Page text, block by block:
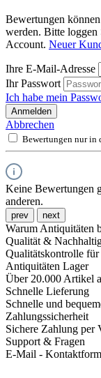
Bewertungen
werden. Bitte loggen
Account. Neuer
Ihre E-Mail-Adresse
Ihr Passwort
Ich habe mein
Anmelden
Abbrechen
Bewertungen nur in
Keine Bewertungen
anderen.
prev next
Warum Antiquitäten
Qualität &
Qualitätskontrolle
Antiquitäten Lager
Über 20.000 Artikel
Schnelle Lieferung
Schnelle und
Zahlungssicherheit
Sichere Zahlung per
Support & Fragen
E-Mail -